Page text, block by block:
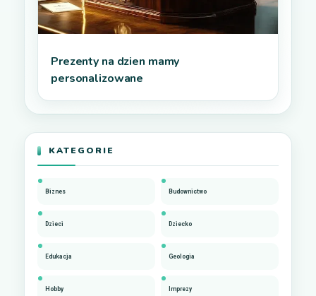
Prezenty na dzien mamy
personalizowane
KATEGORIE
Biznes Budownictwo
Dzieci Dziecko
Edukacja Geologia
Hobby Imprezy